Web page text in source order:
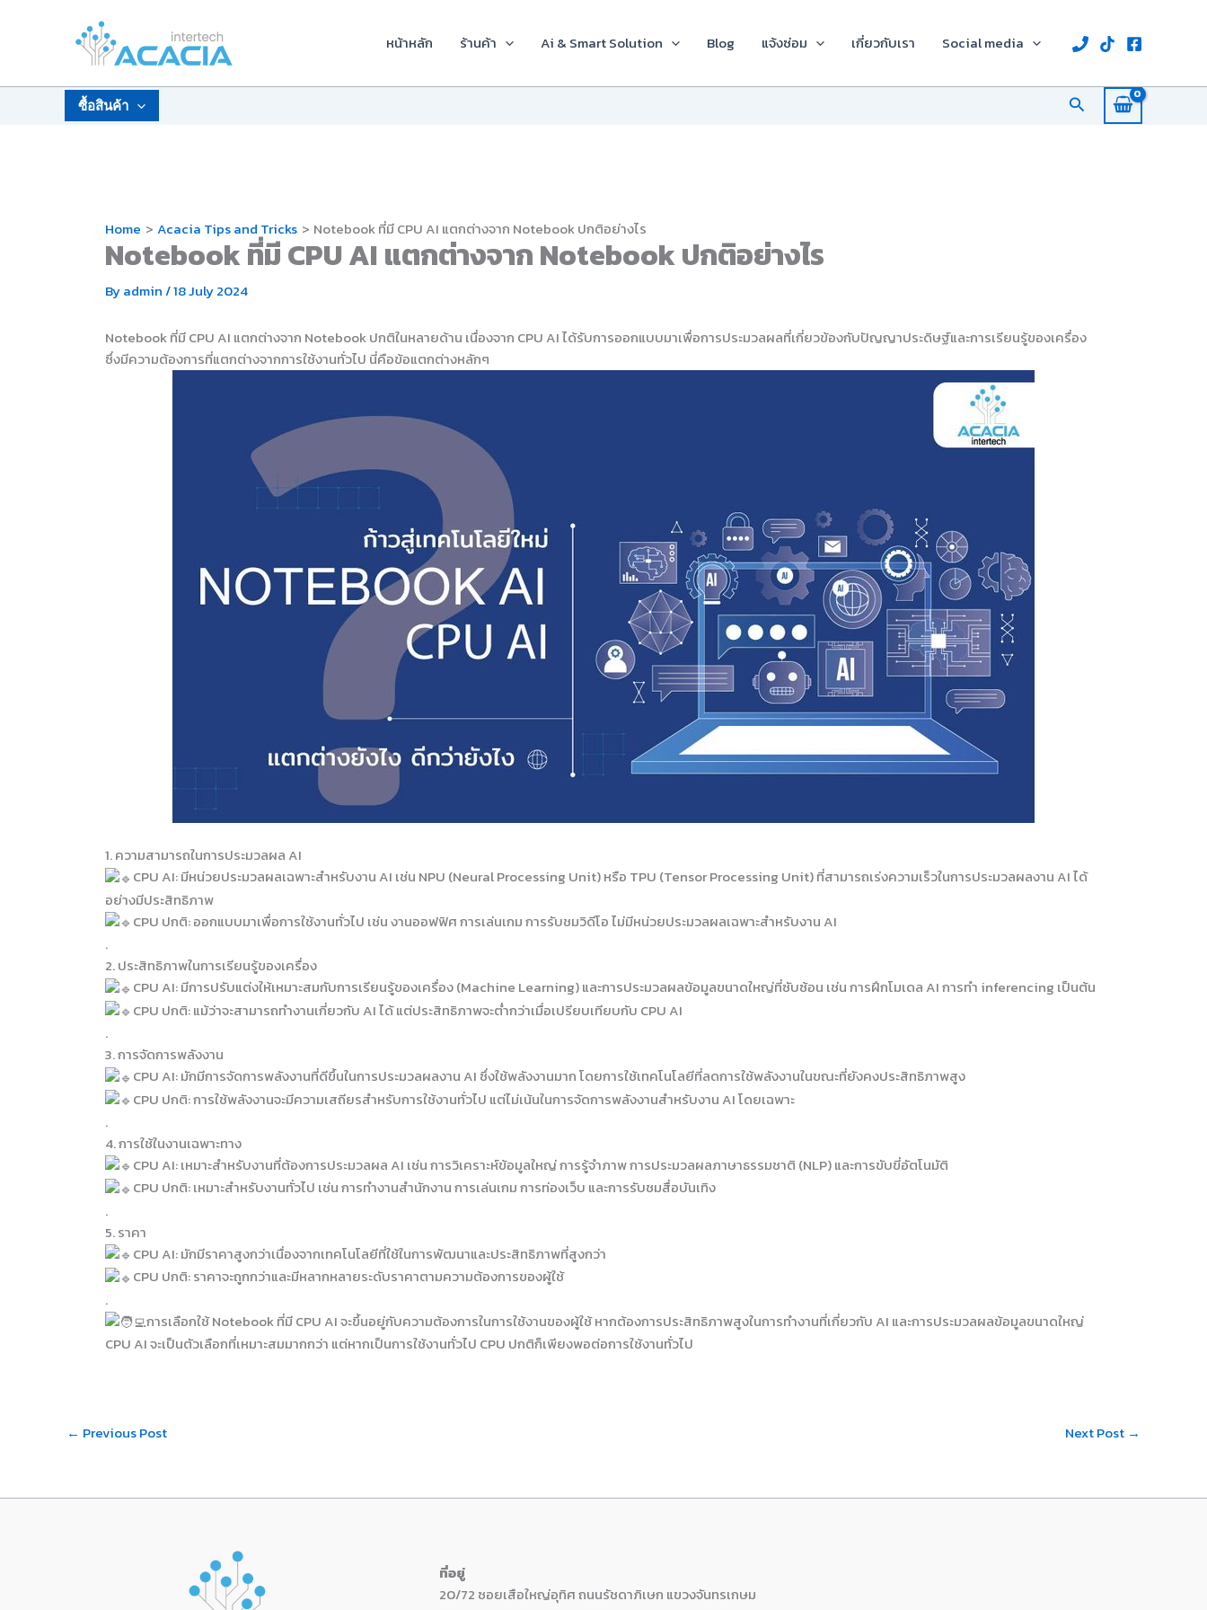
หน้าหลัก ร้านค้า Ai & Smart Solution Blog แจ้งซ่อม เกี่ยวกับเรา Social media
ซื้อสินค้า Search
Home Acacia Tips and Tricks Notebook ที่มี CPU AI แตกต่างจาก Notebook ปกติอย่างไร
Notebook ที่มี CPU AI แตกต่างจาก Notebook ปกติอย่างไร
Byadmin/18 July 2024
Notebook ที่มี CPU AI แตกต่างจาก Notebook ปกติในหลายด้าน เนื่องจาก CPU AI ได้รับการออกแบบมาเพื่อการประมวลผลที่เกี่ยวข้องกับปัญญาประดิษฐ์และการเรียนรู้ของเครื่อง
ซึ่งมีความต้องการที่แตกต่างจากการใช้งานทั่วไป นี่คือข้อแตกต่างหลักๆ
1. ความสามารถในการประมวลผล AI
CPU AI: มีหน่วยประมวลผลเฉพาะสำหรับงาน AI เช่น NPU (Neural Processing Unit) หรือ TPU (Tensor Processing Unit) ที่สามารถเร่งความเร็วในการประมวลผลงาน AI ได้
อย่างมีประสิทธิภาพ
CPU ปกติ: ออกแบบมาเพื่อการใช้งานทั่วไป เช่น งานออฟฟิศ การเล่นเกม การรับชมวิดีโอ ไม่มีหน่วยประมวลผลเฉพาะสำหรับงาน AI
.
2. ประสิทธิภาพในการเรียนรู้ของเครื่อง
CPU AI: มีการปรับแต่งให้เหมาะสมกับการเรียนรู้ของเครื่อง (Machine Learning) และการประมวลผลข้อมูลขนาดใหญ่ที่ซับซ้อน เช่น การฝึกโมเดล AI การทำ inferencing เป็นต้น
CPU ปกติ: แม้ว่าจะสามารถทำงานเกี่ยวกับ AI ได้ แต่ประสิทธิภาพจะต่ำกว่าเมื่อเปรียบเทียบกับ CPU AI
.
3. การจัดการพลังงาน
CPU AI: มักมีการจัดการพลังงานที่ดีขึ้นในการประมวลผลงาน AI ซึ่งใช้พลังงานมาก โดยการใช้เทคโนโลยีที่ลดการใช้พลังงานในขณะที่ยังคงประสิทธิภาพสูง
CPU ปกติ: การใช้พลังงานจะมีความเสถียรสำหรับการใช้งานทั่วไป แต่ไม่เน้นในการจัดการพลังงานสำหรับงาน AI โดยเฉพาะ
.
4. การใช้ในงานเฉพาะทาง
CPU AI: เหมาะสำหรับงานที่ต้องการประมวลผล AI เช่น การวิเคราะห์ข้อมูลใหญ่ การรู้จำภาพ การประมวลผลภาษาธรรมชาติ (NLP) และการขับขี่อัตโนมัติ
CPU ปกติ: เหมาะสำหรับงานทั่วไป เช่น การทำงานสำนักงาน การเล่นเกม การท่องเว็บ และการรับชมสื่อบันเทิง
.
5. ราคา
CPU AI: มักมีราคาสูงกว่าเนื่องจากเทคโนโลยีที่ใช้ในการพัฒนาและประสิทธิภาพที่สูงกว่า
CPU ปกติ: ราคาจะถูกกว่าและมีหลากหลายระดับราคาตามความต้องการของผู้ใช้
.
การเลือกใช้ Notebook ที่มี CPU AI จะขึ้นอยู่กับความต้องการในการใช้งานของผู้ใช้ หากต้องการประสิทธิภาพสูงในการทำงานที่เกี่ยวกับ AI และการประมวลผลข้อมูลขนาดใหญ่
CPU AI จะเป็นตัวเลือกที่เหมาะสมมากกว่า แต่หากเป็นการใช้งานทั่วไป CPU ปกติก็เพียงพอต่อการใช้งานทั่วไป
← Previous Post Next Post →
ที่อยู่
20/72 ซอยเสือใหญ่อุทิศ ถนนรัชดาภิเษก แขวงจันทรเกษม